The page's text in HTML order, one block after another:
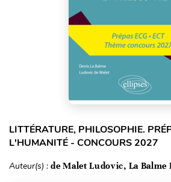
LITTÉRATURE, PHILOSOPHIE.
L'HUMANITÉ - CONCOURS 2027
Auteur(s) : de Malet Ludovic, La Balme